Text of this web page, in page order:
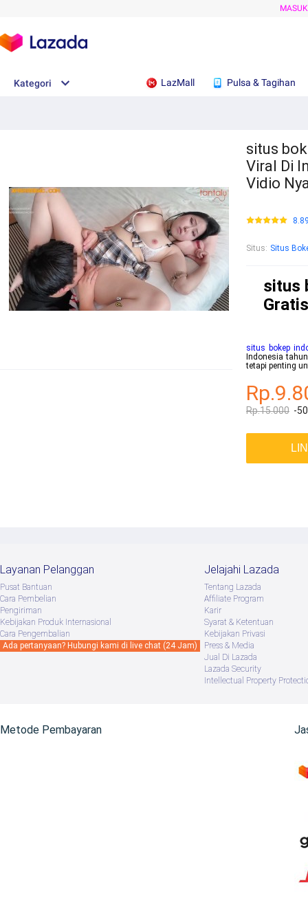
Kategori LazMall Pulsa & Tagihan
situs
Viral Di
Vidio
Situs: Situs
situs
situs bokep
Indonesia
tetapi penting
Rp.15.000 -
Layanan Pelanggan
Pusat Bantuan
Cara Pembelian
Pengiriman
Kebijakan Produk Internasional
Cara Pengembalian
Ada pertanyaan? Hubungi kami di live chat (24 Jam)
Jelajahi Lazada
Tentang Lazada
Afﬁliate Program
Karir
Syarat & Ketentuan
Kebijakan Privasi
Press & Media
Jual Di Lazada
Lazada Security
Intellectual Property
Metode Pembayaran